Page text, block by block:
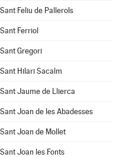
Sant Feliu de Pallerols
Sant Ferriol
Sant Gregori
Sant Hilari Sacalm
Sant Jaume de Llierca
Sant Joan de les Abadesses
Sant Joan de Mollet
Sant Joan les Fonts